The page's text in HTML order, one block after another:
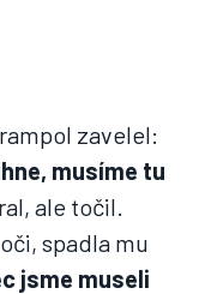
zavelel:
musíme tu
ale točil.
spadla mu
jsme museli